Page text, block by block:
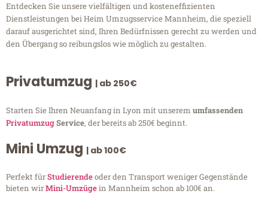
Entdecken Sie unsere vielfältigen und kosteneffizienten
Dienstleistungen bei Heim Umzugsservice Mannheim, die speziell
darauf ausgerichtet sind, Ihren Bedürfnissen gerecht zu werden und
den Übergang so reibungslos wie möglich zu gestalten.
Privatumzug | ab 250€
Starten Sie Ihren Neuanfang in Lyon mit unserem umfassenden
PrivatumzugService, der bereits ab 250€ beginnt.
Mini Umzug | ab 100€
Perfekt fürStudierendeoder den Transport weniger Gegenstände
bieten wirMini-Umzügein Mannheim schon ab 100€ an.